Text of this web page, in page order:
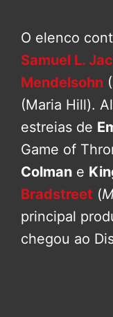
O elenco
Samuel L.
Mendelsohn
(Maria Hill).
estreias de
Game of
Colman e
Bradstreet (
principal
chegou ao